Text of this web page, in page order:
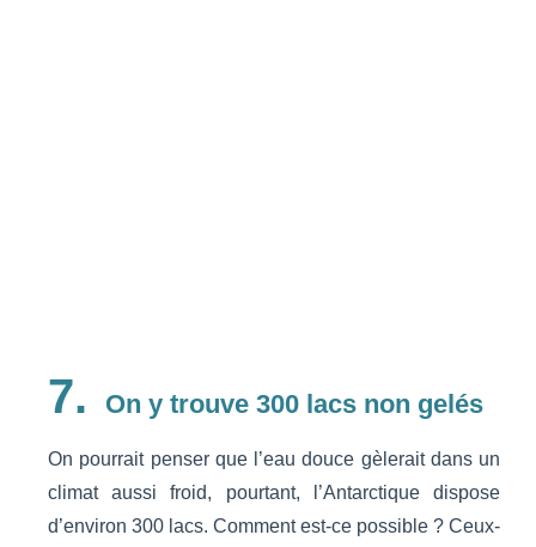
7. On y trouve 300 lacs non gelés
On pourrait penser que l’eau douce gèlerait dans un
climat aussi froid, pourtant, l’Antarctique dispose
d’environ 300 lacs. Comment est-ce possible ? Ceux-